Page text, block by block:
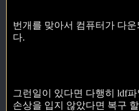
번개를 맞아서 컴퓨터가 다
다.
그런일이 있다면 다행히 ldf
손상을 입지 않았다면 복구